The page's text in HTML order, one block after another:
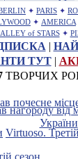
✦ PARIS ✦
✦ AMERICA
ALLEY of STARS ✦
|
ТУТ|
ТВОРЧИХ
Virtuoso.
сезон